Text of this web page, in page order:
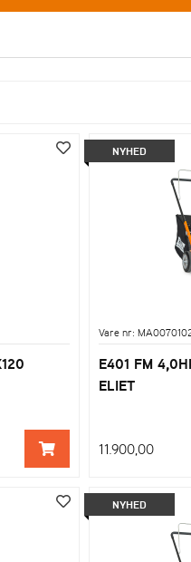
NYHED
Vare nr:
E401 FM
ELIET
11.900,00
NYHED